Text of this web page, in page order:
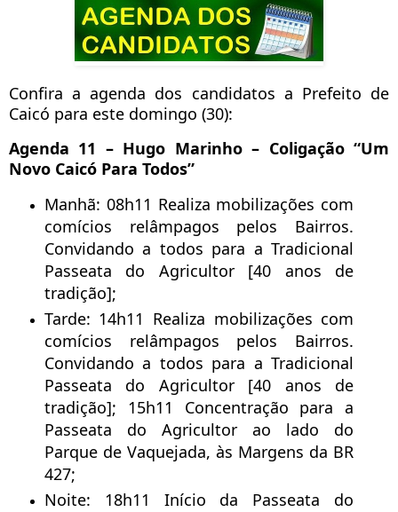
Confira a agenda dos candidatos a Prefeito de
Caicó para este domingo (30):
Agenda 11 – Hugo Marinho – Coligação “Um
Novo Caicó Para Todos”
Manhã: 08h11 Realiza mobilizações com
comícios relâmpagos pelos Bairros.
Convidando a todos para a Tradicional
Passeata do Agricultor [40 anos de
tradição];
Tarde: 14h11 Realiza mobilizações com
comícios relâmpagos pelos Bairros.
Convidando a todos para a Tradicional
Passeata do Agricultor [40 anos de
tradição]; 15h11 Concentração para a
Passeata do Agricultor ao lado do
Parque de Vaquejada, às Margens da BR
427;
Noite: 18h11 Início da Passeata do